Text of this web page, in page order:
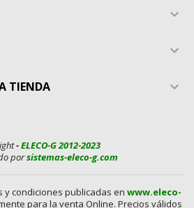


TIENDA 
-ELECO-G 2012-2023
porsistemas-eleco-g.com
y condiciones publicadas en www.eleco-
para la venta Online. Precios válidos